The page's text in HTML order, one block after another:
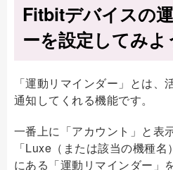
Fitbitデバイスの
ーを設定してみよ
「運動リマインダー」とは、
通知してくれる機能です。
一番上に「アカウント」と表
「Luxe（または該当の機種
にある「運動リマインダー」